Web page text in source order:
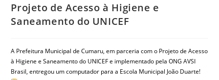
Projeto de Acesso à Higiene e
Saneamento do UNICEF
A Prefeitura Municipal de Cumaru, em parceria com o Projeto de Acesso
à Higiene e Saneamento do UNICEF e implementado pela ONG AVSI
Brasil, entregou um computador para a Escola Municipal João Duarte!